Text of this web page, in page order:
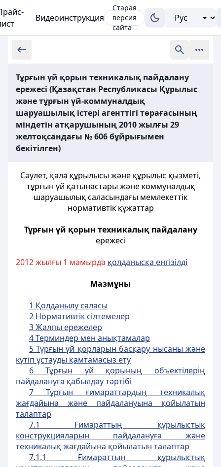
Видеоинструкция
Старая
версия
сайта
Тұрғын үй қорын техникалық пайдалану
ережесі (Қазақстан Республикасы Құрылыс
және тұрғын үй-коммуналдық
шаруашылық істері агенттігі төрағасының
міндетін атқарушының 2010 жылғы 29
желтоқсандағы № 606 бұйрығымен
бекітілген)
Сәулет, қала құрылысы және құрылыс қызметі,
тұрғын үй қатынастары және коммуналдық
шаруашылық саласындағы мемлекеттік
нормативтік құжаттар
Тұрғын үй қорын техникалық пайдалану
ережесі
2012 жылғы 1 мамырда қолданысқа енгізілді
Мазмұны
1 Қолданылу саласы
2 Нормативтiк сiлтемелер
3 Жалпы ережелер
4 Терминдер мен анықтамалар
5 Тұрғын үй қорларын басқару нысаны және
күтіп ұстауды қамтамасыз ету
6 Тұрғын үй қорының объектілерің
пайдалануға қабылдау тәртiбi
7 Тұрғын ғимараттардың техникалық
жағдайына және пайдалануына қойылатын
талаптар
7.1 Ғимараттың құрылыстық
конструкцияларын пайдалануға және
техникалық жағдайына қойылатын талаптар
7.1.1 Ғимараттың құрылыстық